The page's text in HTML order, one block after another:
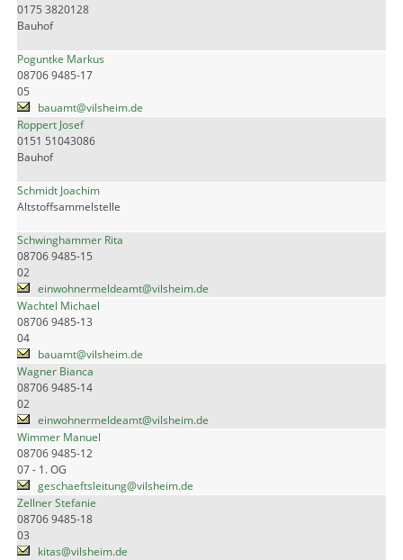
0175 3820128
Bauhof
Poguntke Markus
08706 9485-17
05
bauamt@vilsheim.de
Roppert Josef
0151 51043086
Bauhof
Schmidt Joachim
Altstoffsammelstelle
Schwinghammer Rita
08706 9485-15
02
einwohnermeldeamt@vilsheim.de
Wachtel Michael
08706 9485-13
04
bauamt@vilsheim.de
Wagner Bianca
08706 9485-14
02
einwohnermeldeamt@vilsheim.de
Wimmer Manuel
08706 9485-12
07 - 1. OG
geschaeftsleitung@vilsheim.de
Zellner Stefanie
08706 9485-18
03
kitas@vilsheim.de